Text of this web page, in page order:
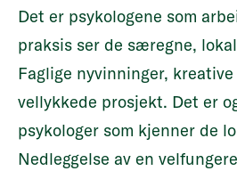
Det er psykologene som
praksis ser de særegne,
Faglige nyvinninger,
vellykkede prosjekt. Det er
psykologer som kjenner de
Nedleggelse av en